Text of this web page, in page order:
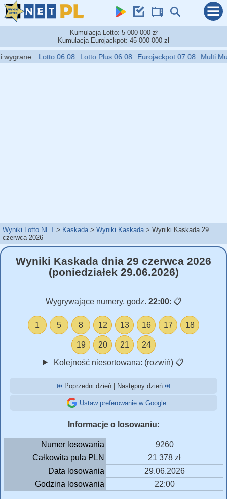
Kumulacja Lotto: 5 000 000 zł
Kumulacja Eurojackpot: 45 000 000 zł
Lotto 06.08 Lotto Plus 06.08 Eurojackpot 07.08 Multi Multi
Wyniki Lotto NET Kaskada Wyniki Kaskada
Wyniki Kaskada 29
czerwca 2026
Wyniki Kaskada dnia 29 czerwca 2026
(poniedziałek 29.06.2026)
Wygrywające numery, godz. 22:00: 📋
1 5 8 12 13 16 17 18
19 20 21 24
Kolejność niesortowana: (rozwiń) 📋
⏮️ Poprzedni dzień | Następny dzień ⏭️
Ustaw preferowanie w Google
Informacje o losowaniu:
Numer losowania
9260
Całkowita pula PLN
21 378 zł
Data losowania
29.06.2026
Godzina losowania
22:00